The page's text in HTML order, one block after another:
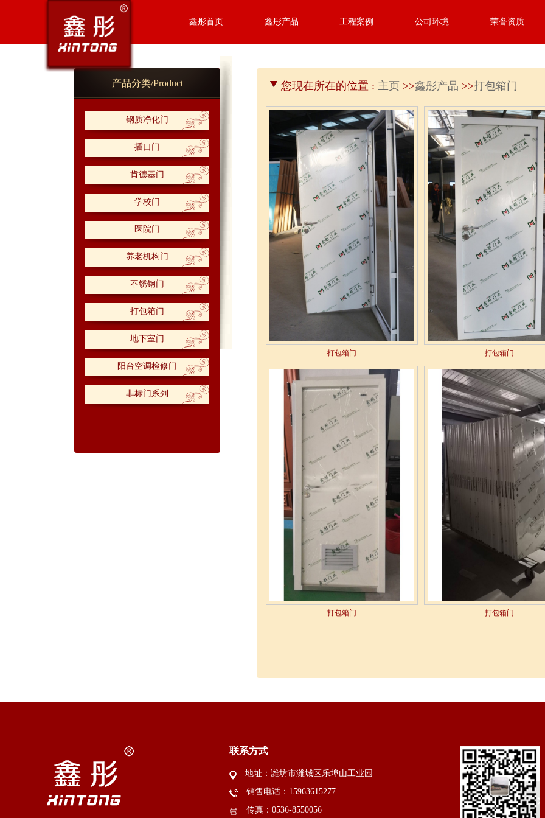
鑫彤首页 鑫彤产品 工程案例 公司环境 荣誉资质
您现在所在的位置 : 主页 >>鑫彤产品 >>打包箱门
打包箱门 打包箱门
打包箱门 打包箱门
产品分类/Product
钢质净化门
插口门
肯德基门
学校门
医院门
养老机构门
不锈钢门
打包箱门
地下室门
阳台空调检修门
非标门系列
联系方式
地址：潍坊市潍城区乐埠山工业园
销售电话：15963615277
传真：0536-8550056